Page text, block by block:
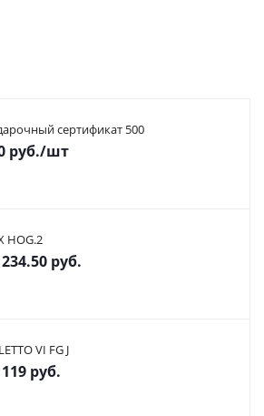
сертификат 500
руб./шт
HOG.2
234.50 руб.
VI FG J
119 руб.